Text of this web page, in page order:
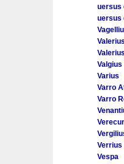
uersus
uersus
Valgius
Varius
Varro
Varro
Verrius
Vespa